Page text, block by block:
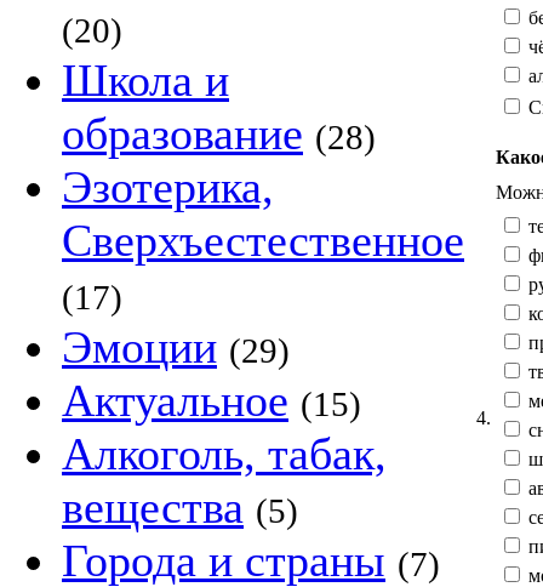
(20)
Школа и
образование (28)
Эзотерика,
Сверхъестественное
(17)
Эмоции (29)
Актуальное (15)
Алкоголь, табак,
вещества (5)
Города и страны (7)
4.